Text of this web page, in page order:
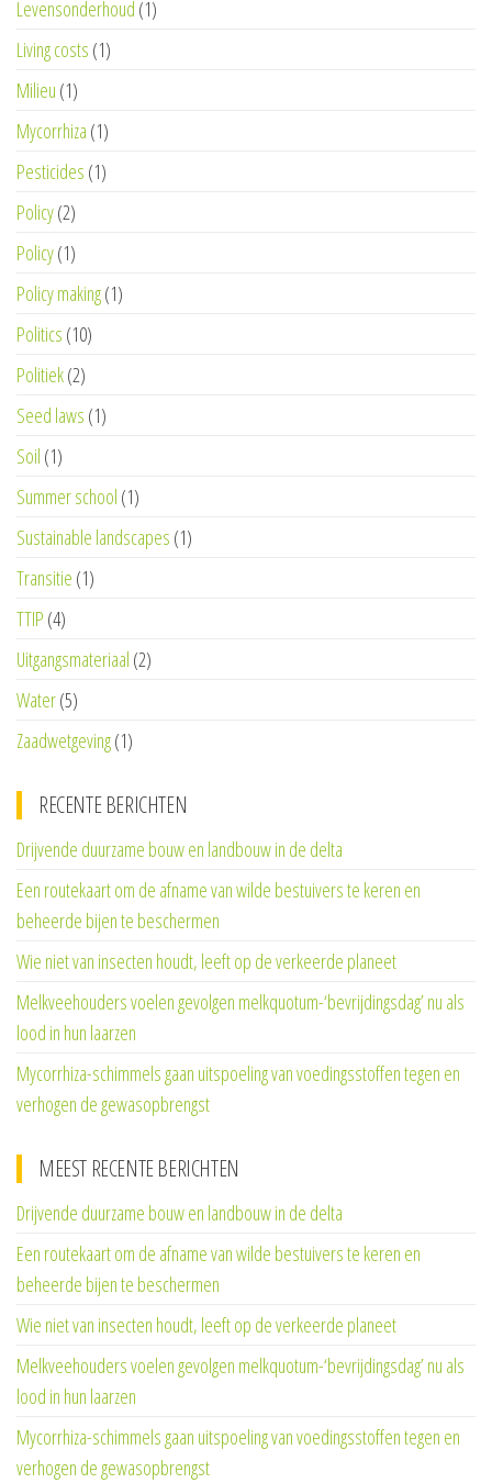
Levensonderhoud (1)
Living costs (1)
Milieu (1)
Mycorrhiza (1)
Pesticides (1)
Policy(2)
Policy(1)
Policy making(1)
Politics (10)
Politiek(2)
Seed laws (1)
Soil (1)
Summer school (1)
Sustainable landscapes (1)
Transitie (1)
TTIP (4)
Uitgangsmateriaal (2)
Water(5)
Zaadwetgeving(1)
RECENTE BERICHTEN
Drijvende duurzame bouw en landbouw in de delta
Een routekaart om de afname van wilde bestuivers te keren en
beheerde bijen te beschermen
Wie niet van insecten houdt, leeft op de verkeerde planeet
Melkveehouders voelen gevolgen melkquotum-‘bevrijdingsdag’ nu als
lood in hun laarzen
Mycorrhiza-schimmels gaan uitspoeling van voedingsstoffen tegen en
verhogen de gewasopbrengst
MEEST RECENTE BERICHTEN
Drijvende duurzame bouw en landbouw in de delta
Een routekaart om de afname van wilde bestuivers te keren en
beheerde bijen te beschermen
Wie niet van insecten houdt, leeft op de verkeerde planeet
Melkveehouders voelen gevolgen melkquotum-‘bevrijdingsdag’ nu als
lood in hun laarzen
Mycorrhiza-schimmels gaan uitspoeling van voedingsstoffen tegen en
verhogen de gewasopbrengst